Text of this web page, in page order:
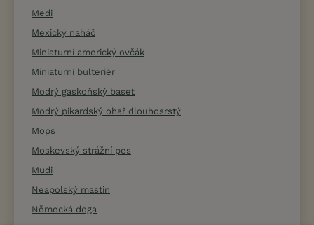
Medi
Mexický naháč
Miniaturní americký ovčák
Miniaturní bulteriér
Modrý gaskoňský baset
Modrý pikardský ohař dlouhosrstý
Mops
Moskevský strážní pes
Mudi
Neapolský mastin
Německá doga